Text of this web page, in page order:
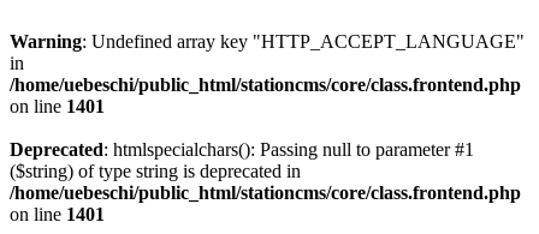
Warning: Undefined array key "HTTP_ACCEPT_LANGUAGE"
in
/home/uebeschi/public_html/stationcms/core/class.frontend.php
on line 1401
Deprecated: htmlspecialchars(): Passing null to parameter #1
($string) of type string is deprecated in
/home/uebeschi/public_html/stationcms/core/class.frontend.php
on line 1401